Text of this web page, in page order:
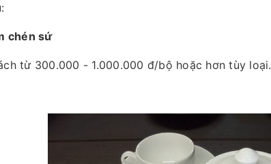
chén sứ
từ 300.000 - 1.000.000 đ/bộ hoặc hơn tùy loại.